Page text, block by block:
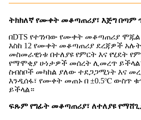
ትክክለኛ የሙቀት መቆጣጠሪያ፣ እጅግ በጣም
በDTS የተገነባው የሙቀት መቆጣጠሪያ ሞጁል
እስከ 12 የሙቀት መቆጣጠሪያ ደረጃዎች
መስመራዊነቱ በተለያዩ የምርት እና የሂደት
የማሞቂያ ሁነታዎች መሰረት ሊመረጥ
ስብስቦች መካከል ያለው ተደጋጋሚነት እና
እንዲሰፋ፣ የሙቀት መጠኑ በ ±0.5℃ ውስጥ
ይችላል።
ፍጹም የግፊት መቆጣጠሪያ፣ ለተለያዩ